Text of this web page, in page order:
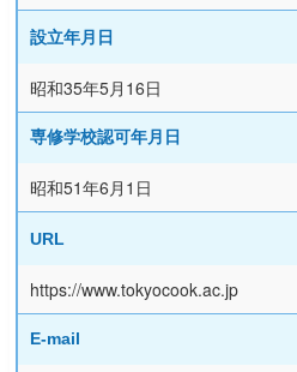
設立年月日
昭和35年5月16日
専修学校認可年月日
昭和51年6月1日
URL
https://www.tokyocook.ac.jp
E-mail